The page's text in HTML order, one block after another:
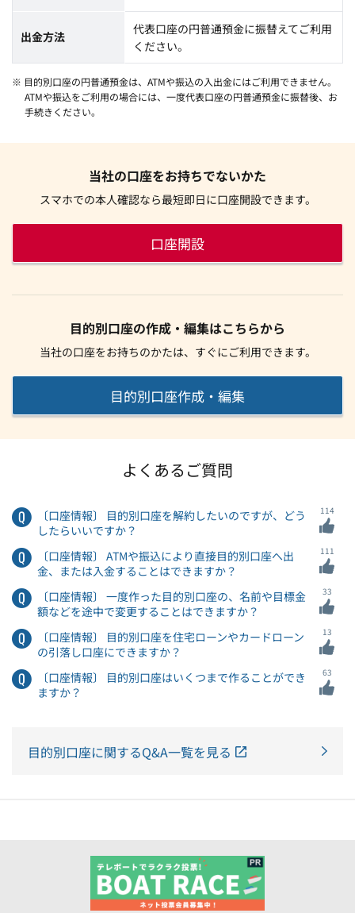
出金方法
代表口座の円普通預金に振替えてご利用
ください。
※ 目的別口座の円普通預金は、ATMや振込の入出金にはご利用できません。
ATMや振込をご利用の場合には、一度代表口座の円普通預金に振替後、お
手続きください。
当社の口座をお持ちでないかた
スマホでの本人確認なら最短即日に口座開設できます。
口座開設
目的別口座の作成・編集はこちらから
当社の口座をお持ちのかたは、すぐにご利用できます。
目的別口座作成・編集
よくあるご質問
〔口座情報〕 目的別口座を解約したいのですが、どう
したらいいですか？
114
〔口座情報〕 ATMや振込により直接目的別口座へ出
金、または入金することはできますか？
111
〔口座情報〕 一度作った目的別口座の、名前や目標金
額などを途中で変更することはできますか？
33
〔口座情報〕 目的別口座を住宅ローンやカードローン
の引落し口座にできますか？
13
〔口座情報〕 目的別口座はいくつまで作ることができ
ますか？
63
目的別口座に関するQ&A一覧を見る